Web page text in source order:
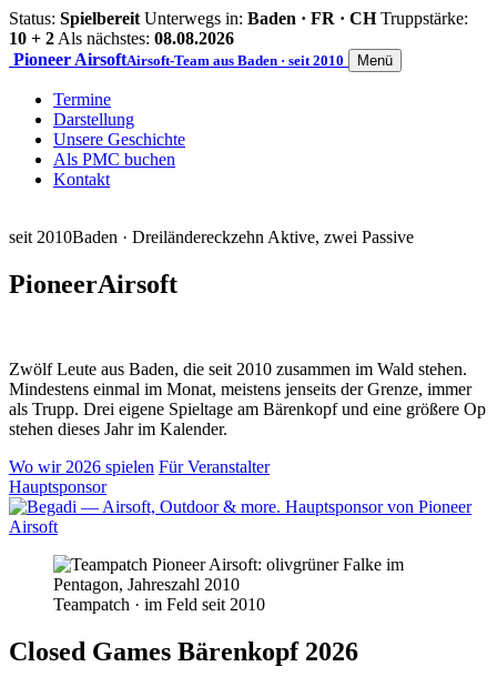
Status: Spielbereit Unterwegs in: Baden · FR · CH Truppstärke:
10 + 2 Als nächstes: 08.08.2026
Pioneer AirsoftAirsoft-Team aus Baden · seit 2010 Menü
Termine
Darstellung
Unsere Geschichte
Als PMC buchen
Kontakt
seit 2010Baden · Dreiländereckzehn Aktive, zwei Passive
PioneerAirsoft
Zwölf Leute aus Baden, die seit 2010 zusammen im Wald stehen.
Mindestens einmal im Monat, meistens jenseits der Grenze, immer
als Trupp. Drei eigene Spieltage am Bärenkopf und eine größere Op
stehen dieses Jahr im Kalender.
Wo wir 2026 spielen Für Veranstalter
Hauptsponsor
Teampatch · im Feld seit 2010
Closed Games Bärenkopf 2026